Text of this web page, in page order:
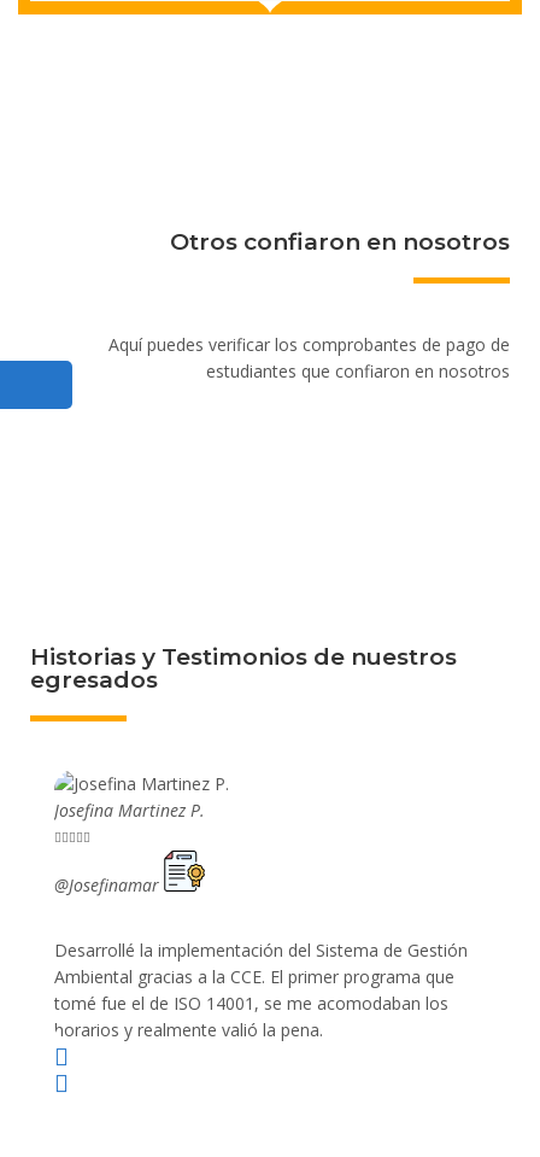
Otros confiaron en nosotros
Aquí puedes verificar los comprobantes de pago de
estudiantes que confiaron en nosotros
Historias y Testimonios de nuestros
egresados
Josefina Martinez P.

@Josefinamar
Desarrollé la implementación del Sistema de Gestión
Ambiental gracias a la CCE. El primer programa que
tomé fue el de ISO 14001, se me acomodaban los
horarios y realmente valió la pena.